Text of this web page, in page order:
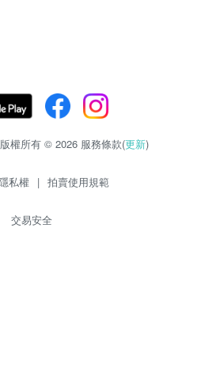
權所有 © 2026 服務條款(更新)
私權 | 拍賣使用規範
交易安全